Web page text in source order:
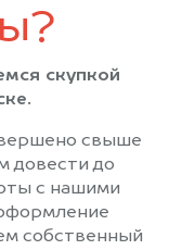
скупкой
свыше
довести до
с нашими
собственный